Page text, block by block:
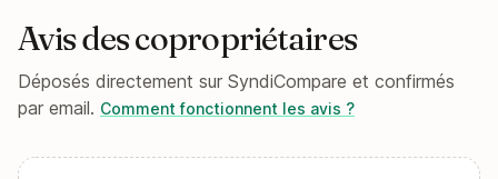
Avis des copropriétaires
Déposés directement sur SyndiCompare et confirmés
par email. Comment fonctionnent les avis ?